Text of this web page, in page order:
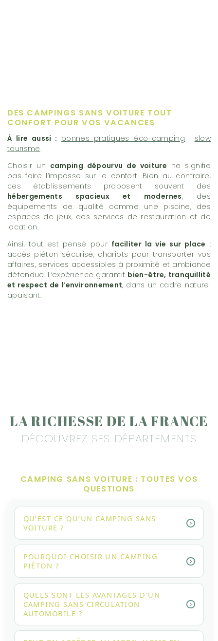
DES CAMPINGS SANS VOITURE TOUT
CONFORT POUR VOS VACANCES
À lire aussi : bonnes pratiques éco-camping · slow
tourisme
Choisir un camping dépourvu de voiture ne signifie
pas faire l’impasse sur le confort. Bien au contraire,
ces établissements proposent souvent des
hébergements spacieux et modernes, des
équipements de qualité comme une piscine, des
espaces de jeux, des services de restauration et de
location.
Ainsi, tout est pensé pour faciliter la vie sur place :
accès piéton sécurisé, chariots pour transporter vos
affaires, services accessibles à proximité et ambiance
détendue. L’expérience garantit bien-être, tranquillité
et respect de l’environnement, dans un cadre naturel
apaisant.
LA RICHESSE DE LA FRANCE
DÉCOUVREZ SES DÉPARTEMENTS
CAMPING SANS VOITURE : TOUTES VOS
QUESTIONS
QU’EST-CE QU’UN CAMPING SANS
VOITURE ?
POURQUOI CHOISIR UN CAMPING
PIÉTON ?
QUELS SONT LES AVANTAGES D’UN
CAMPING SANS CIRCULATION
AUTOMOBILE ?